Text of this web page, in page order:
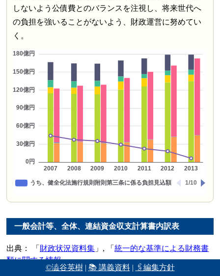
©澁谷英樹| 📚 講義資料| 🖇編集方針
しないよう公債費とのバランスを注視し、将来世代へ
の負担を強いることがないよう、財政運営に努めてい
く。
一般会計等、全体、連結資金収支計算書内訳表
出典： 財政状況資料集 ,
統一的な基準による財務書
類に関する情報
,